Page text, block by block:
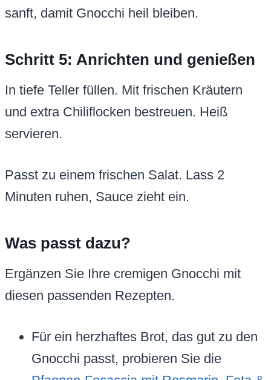
sanft, damit Gnocchi heil bleiben.
Schritt 5: Anrichten und genießen
In tiefe Teller füllen. Mit frischen Kräutern
und extra Chiliflocken bestreuen. Heiß
servieren.
Passt zu einem frischen Salat. Lass 2
Minuten ruhen, Sauce zieht ein.
Was passt dazu?
Ergänzen Sie Ihre cremigen Gnocchi mit
diesen passenden Rezepten.
Für ein herzhaftes Brot, das gut zu den
Gnocchi passt, probieren Sie die